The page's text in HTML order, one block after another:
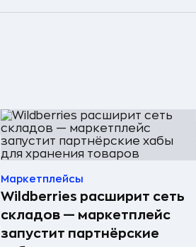
Маркетплейсы
Wildberries расширит сеть
складов — маркетплейс
запустит партнёрские